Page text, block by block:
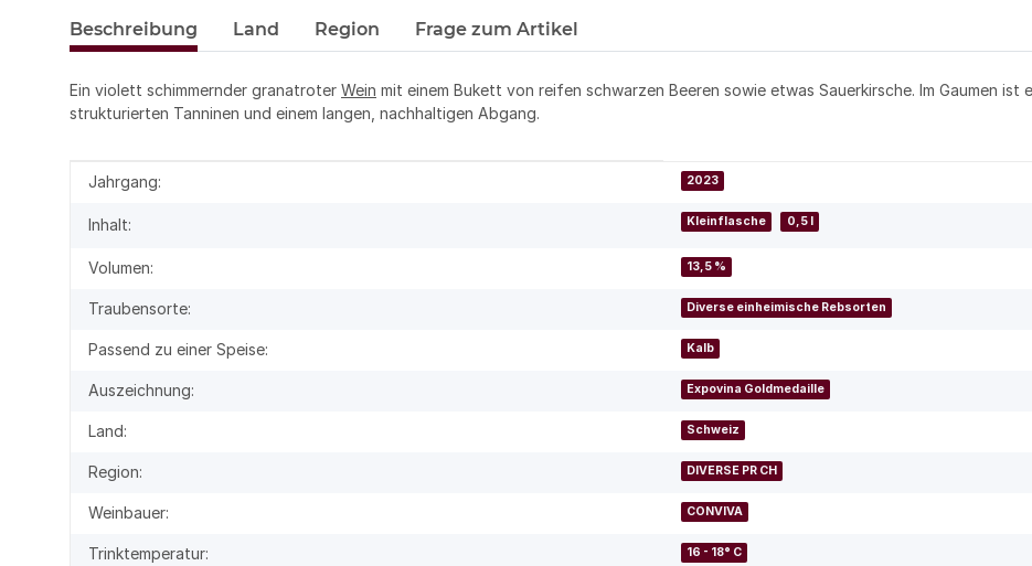
Beschreibung Land Region Frage zum Artikel
Ein violett schimmernder granatroter Wein mit einem Bukett von reifen schwarzen Beeren sowie etwas Sauerkirsche. Im Gaumen
strukturierten Tanninen und einem langen, nachhaltigen Abgang.
Produkteigenschaft
Wert
Jahrgang: 2023
Inhalt: Kleinflasche 0,5 l
Volumen: 13,5 %
Traubensorte: Diverse einheimische Rebsorten
Passend zu einer Speise: Kalb
Auszeichnung: Expovina Goldmedaille
Land: Schweiz
Region: DIVERSE PR CH
Weinbauer: CONVIVA
Trinktemperatur: 16 - 18° C